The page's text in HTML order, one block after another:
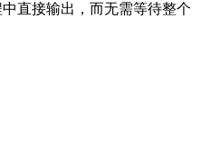
直接输出，而无需等待整个